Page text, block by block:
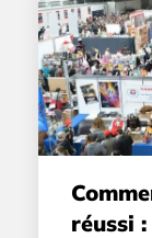
réussi